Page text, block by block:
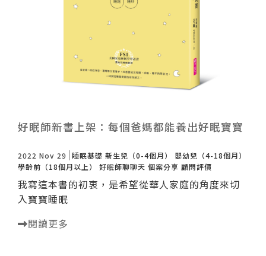
好眠師新書上架：每個爸媽都能養出好眠寶寶
2022 Nov 29 睡眠基礎 新生兒（0-4個月）
嬰幼兒（4-18個月）
學齡前（18個月以上）
好眠師聊聊天 個案分享 顧問評價
我寫這本書的初衷，是希望從華人家庭的角度來切
入寶寶睡眠
閱讀更多